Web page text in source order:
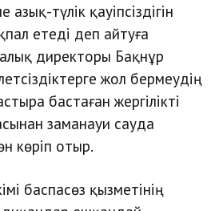
түлік қауіпсіздігін
етеді деп айтуға
директоры Бақнұр
жол бермеудің
бастаған жергілікті
заманауи сауда
көріп отыр.
баспасөз қызметінің